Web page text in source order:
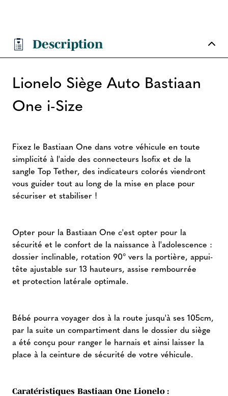
Description
Lionelo Siège Auto Bastiaan
One i-Size
Fixez le Bastiaan One dans votre véhicule en toute
simplicité à l'aide des connecteurs Isofix et de la
sangle Top Tether, des indicateurs colorés viendront
vous guider tout au long de la mise en place pour
sécuriser et stabiliser !
Opter pour la Bastiaan One c'est opter pour la
sécurité et le confort de la naissance à l'adolescence :
dossier inclinable, rotation 90° vers la portière, appui-
tête ajustable sur 13 hauteurs, assise rembourrée
et protection latérale optimale.
Bébé pourra voyager dos à la route jusqu'à ses 105cm,
par la suite un compartiment dans le dossier du siège
a été conçu pour ranger le harnais et ainsi laisser la
place à la ceinture de sécurité de votre véhicule.
Caratéristiques Bastiaan One Lionelo :